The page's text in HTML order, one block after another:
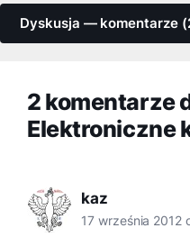
Dyskusja — komentarze
2 komentarze
Elektroniczne
kaz
17 września 2012